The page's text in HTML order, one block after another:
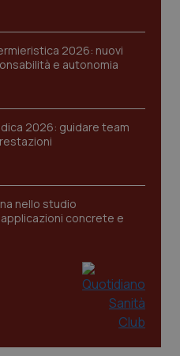
2026: nuovi
e autonomia
2026: guidare team
nello studio
concrete e
CookieScript
www.quotidianosanita.it